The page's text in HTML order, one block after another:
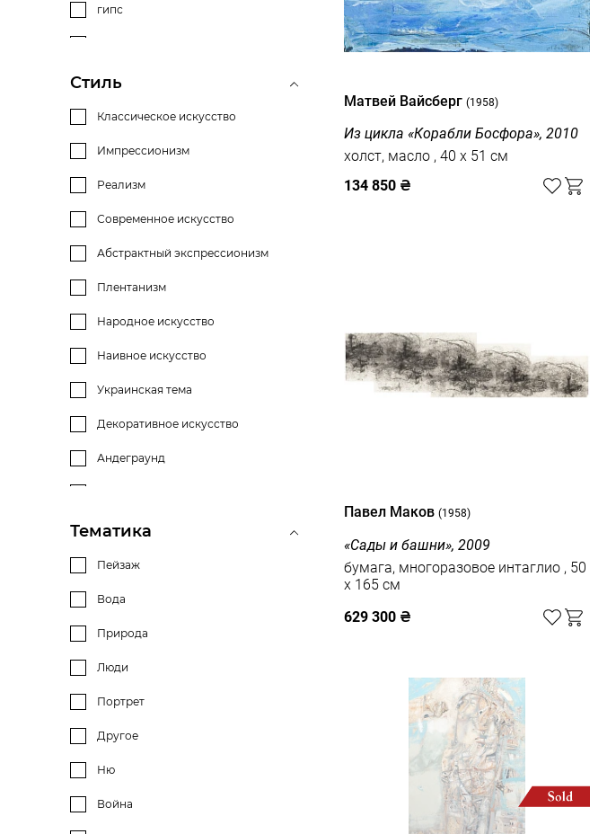
оргалит
гипс
гипс
УФ печать
карандаш
эмаль
барельеф
авторская техника
офорт
тушь
рапидограф
коллаж
литография
линогравюра
фломастер
Стиль
Классическое искусство
Импрессионизм
Реализм
Современное искусство
Абстрактный экспрессионизм
Плентанизм
Народное искусство
Наивное искусство
Украинская тема
Декоративное искусство
Андеграунд
Нонконформизм
Актуальное искусство
Концептуальное искусство
Кубизм
Экспрессионизм
Соцреализм
Гиперреализм
Иллюстрация
Минимализм
Тематика
Пейзаж
Вода
Природа
Люди
Портрет
Другое
Ню
Война
Матвей Вайсберг(1958)
Из цикла «Корабли Босфора», 2010
холст, масло , 40 x 51 см
134 850 ₴
Павел Маков(1958)
«Сады и башни», 2009
бумага, многоразовое интаглио , 50
x 165 см
629 300 ₴